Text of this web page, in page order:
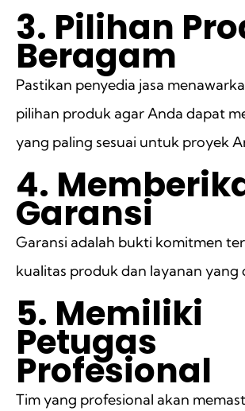
3. Pilihan
Beragam
Pastikan penyedia jasa
pilihan produk agar Anda dapat
yang paling sesuai untuk proyek
4.
Garansi
Garansi adalah bukti komitmen
kualitas produk dan layanan yang
5. Memiliki
Petugas
Profesional
Tim yang profesional akan